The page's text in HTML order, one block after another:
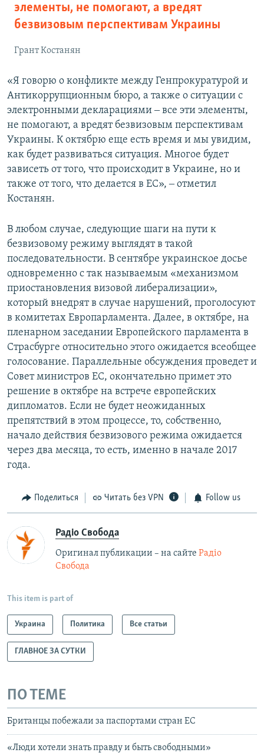
элементы, не помогают, а вредят
безвизовым перспективам Украины
Грант Костанян
«Я говорю о конфликте между Генпрокуратурой и
Антикоррупционным бюро, а также о ситуации с
электронными декларациями ‒ все эти элементы,
не помогают, а вредят безвизовым перспективам
Украины. К октябрю еще есть время и мы увидим,
как будет развиваться ситуация. Многое будет
зависеть от того, что происходит в Украине, но и
также от того, что делается в ЕС», ‒ отметил
Костанян.
В любом случае, следующие шаги на пути к
безвизовому режиму выглядят в такой
последовательности. В сентябре украинское досье
одновременно с так называемым «механизмом
приостановления визовой либерализации»,
который внедрят в случае нарушений, проголосуют
в комитетах Европарламента. Далее, в октябре, на
пленарном заседании Европейского парламента в
Страсбурге относительно этого ожидается всеобщее
голосование. Параллельные обсуждения проведет и
Совет министров ЕС, окончательно примет это
решение в октябре на встрече европейских
дипломатов. Если не будет неожиданных
препятствий в этом процессе, то, собственно,
начало действия безвизового режима ожидается
через два месяца, то есть, именно в начале 2017
года.
Поделиться Читать без VPN Follow us
Радіо Свобода
Оригинал публикации – на сайте Радіо
Свобода
This item is part of
Украина Политика Все статьи
ГЛАВНОЕ ЗА СУТКИ
ПО ТЕМЕ
Британцы побежали за паспортами стран ЕС
«Люди хотели знать правду и быть свободными»